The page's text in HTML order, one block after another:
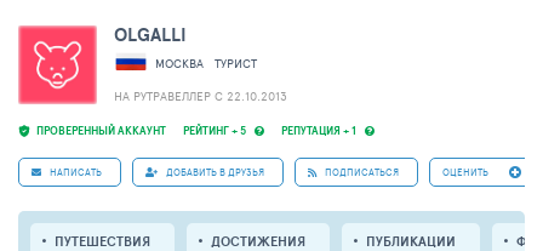
ПРОВЕРЕННЫЙ АККАУНТ РЕЙТИНГ + 5 РЕПУТАЦИЯ + 1
OLGALLI
МОСКВА
ТУРИСТ
НА РУТРАВЕЛЛЕР C 22.10.2013
НАПИСАТЬ ДОБАВИТЬ В ДРУЗЬЯ ПОДПИСАТЬСЯ ОЦЕНИТЬ
ПУТЕШЕСТВИЯ ДОСТИЖЕНИЯ ПУБЛИКАЦИИ